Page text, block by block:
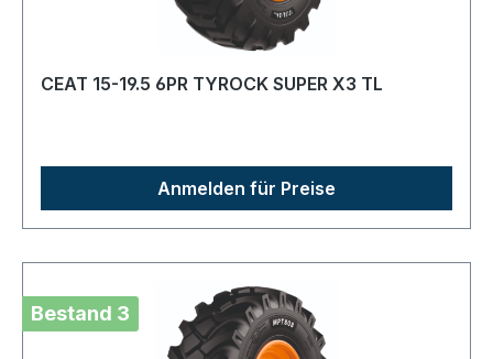
CEAT 15-19.5 6PR TYROCK SUPER X3 TL
Anmelden für Preise
Bestand 3